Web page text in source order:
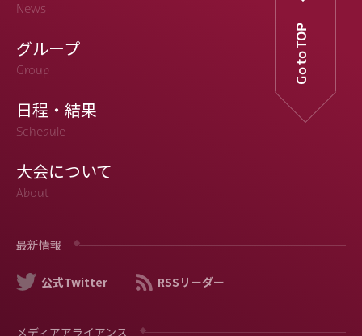
News
グループ
Group
日程・結果
Schedule
大会について
About
最新情報
公式Twitter RSSリーダー
メディアアライアンス
Go to TOP